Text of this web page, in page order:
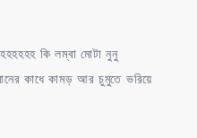
কি লম্বা মোটা নুনু
কাধে কামড় আর চুমুতে ভরিয়ে